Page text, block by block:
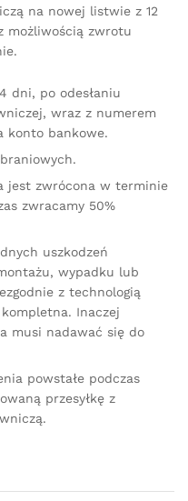
na nowej listwie z 12
możliwością zwrotu
dni, po odesłaniu
wraz z numerem
konto bankowe.
jest zwrócona w terminie
zwracamy 50%
uszkodzeń
wypadku lub
z technologią
Inaczej
musi nadawać się do
powstałe podczas
przesyłkę z